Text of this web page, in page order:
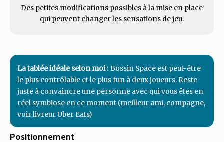
Des petites modifications possibles à la mise en place
qui peuvent changer les sensations de jeu.
La tablée idéale selon moi : Bossin Space est peut-être
le plus contrôlable et le plus fun à deux joueurs. Reste
juste à convaincre une personne avec qui vous êtes en
réel symbiose en ce moment (meilleur ami, compagne,
voir livreur Uber Eats)
Positionnement